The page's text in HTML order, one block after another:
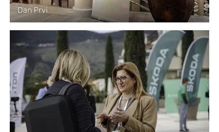
Dan Prvi